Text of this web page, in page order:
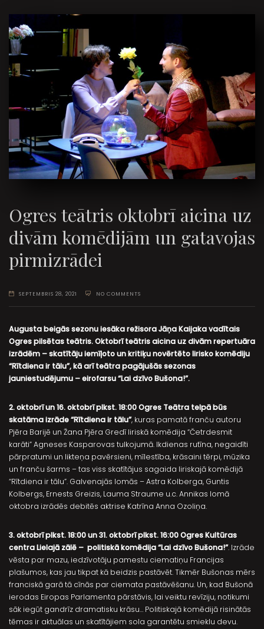
Ogres teātris oktobrī aicina uz
divām komēdijām un gatavojas
pirmizrādei
SEPTEMBRIS 28, 2021 NO COMMENTS
Augusta beigās sezonu iesāka režisora Jāņa Kaijaka vadītais
Ogres pilsētas teātris. Oktobrī teātris aicina uz divām repertuāra
izrādēm – skatītāju iemīļoto un kritiķu novērtēto lirisko komēdiju
“Rītdiena ir tālu”, kā arī teātra pagājušās sezonas
jauniestudējumu – eirofarsu “Lai dzīvo Bušona!”.
2. oktobrī un 16. oktobrī plkst. 18:00 Ogres Teātra telpā būs
skatāma izrāde “Rītdiena ir tālu”, kuras pamatā franču autoru
Pjēra Barijē un Žana Pjēra Gredī liriskā komēdija “Četrdesmit
karāti” Agneses Kasparovas tulkojumā. Ikdienas rutīna, negaidīti
pārpratumi un likteņa pavērsieni, mīlestība, krāsaini tērpi, mūzika
un franču šarms – tas viss skatītājus sagaida liriskajā komēdijā
“Rītdiena ir tālu”. Galvenajās lomās – Astra Kolberga, Guntis
Kolbergs, Ernests Greizis, Lauma Straume u.c. Annikas lomā
oktobra izrādēs debitēs aktrise Katrīna Anna Ozoliņa.
3. oktobrī plkst. 18:00 un 31. oktobrī plkst. 16:00 Ogres Kultūras
centra Lielajā zālē – politiskā komēdija“Lai dzīvo Bušona!”. Izrāde
vēsta par mazu, iedzīvotāju pamestu ciematiņu Francijas
plašumos, kas jau tikpat kā beidzis pastāvēt. Tikmēr Bušonas mērs
franciskā garā tā cīnās par ciemata pastāvēšanu. Un, kad Bušonā
ierodas Eiropas Parlamenta pārstāvis, lai veiktu revīziju, notikumi
sāk iegūt gandrīz dramatisku krāsu… Politiskajā komēdijā risinātās
tēmas ir aktuālas un skatītājiem sola garantētu smieklu devu.